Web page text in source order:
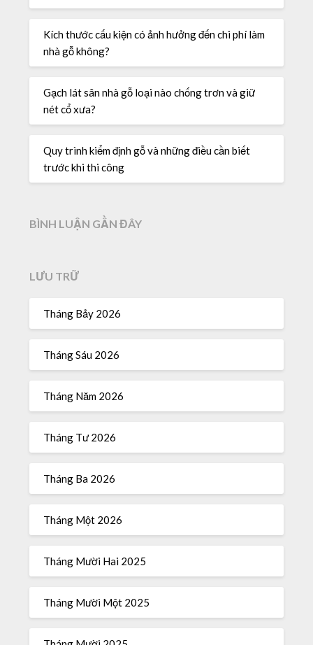
Kích thước cấu kiện có ảnh hưởng đến chi phí làm
nhà gỗ không?
Gạch lát sân nhà gỗ loại nào chống trơn và giữ
nét cổ xưa?
Quy trình kiểm định gỗ và những điều cần biết
trước khi thi công
BÌNH LUẬN GẦN ĐÂY
LƯU TRỮ
Tháng Bảy 2026
Tháng Sáu 2026
Tháng Năm 2026
Tháng Tư 2026
Tháng Ba 2026
Tháng Một 2026
Tháng Mười Hai 2025
Tháng Mười Một 2025